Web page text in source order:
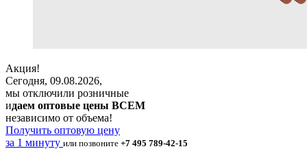
Акция!
Сегодня, 09.08.2026,
мы отключили розничные
идаем оптовые цены ВСЕМ
независимо от объема!
Получить оптовую цену
за 1 минуту или позвоните +7 495 789-42-15